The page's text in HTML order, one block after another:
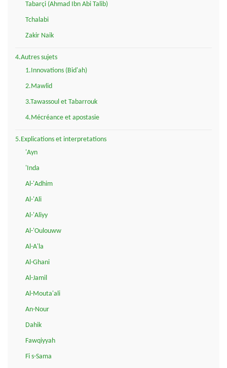
Tabarçi (Ahmad Ibn Abi Talib)
Tchalabi
Zakir Naik
4.Autres sujets
1.Innovations (Bid'ah)
2.Mawlid
3.Tawassoul et Tabarrouk
4.Mécréance et apostasie
5.Explications et interpretations
'Ayn
'Inda
Al-'Adhim
Al-'Ali
Al-'Aliyy
Al-'Oulouww
Al-A'la
Al-Ghani
Al-Jamil
Al-Mouta'ali
An-Nour
Dahik
Fawqiyyah
Fi s-Sama